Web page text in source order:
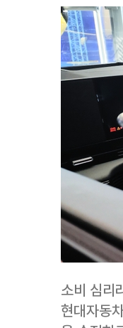
소비 심리
현대자동